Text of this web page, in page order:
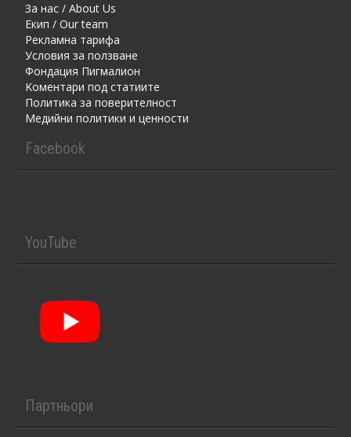
За нас / About Us
Екип / Our team
Рекламна тарифа
Условия за ползване
Фондация Пигмалион
Kоментaри под статиите
Политика за поверителност
Медийни политики и ценности
Facebook
YouTube
Партньори